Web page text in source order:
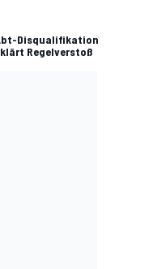
Disqualifikation
Regelverstoß